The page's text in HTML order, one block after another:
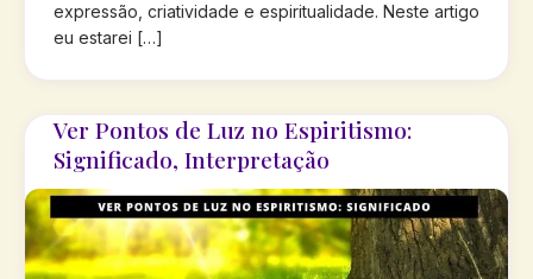
expressão, criatividade e espiritualidade. Neste artigo
eu estarei […]
Ver Pontos de Luz no Espiritismo:
Significado, Interpretação